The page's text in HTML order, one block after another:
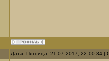
Дата: Пятница, 21.07.2017, 22:00:34